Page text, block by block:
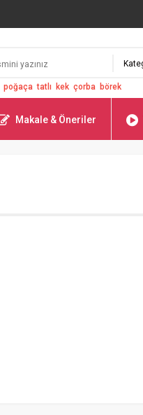
poğaça tatlı kek çorba börek
Makale & Öneriler